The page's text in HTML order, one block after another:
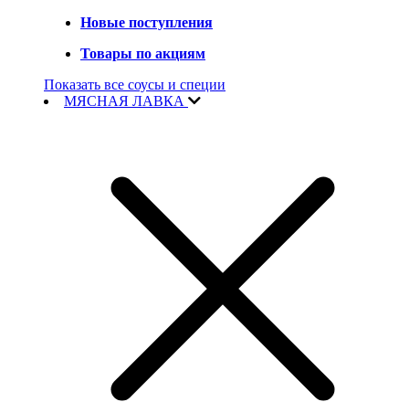
Новые поступления
Товары по акциям
Показать все соусы и специи
МЯСНАЯ ЛАВКА